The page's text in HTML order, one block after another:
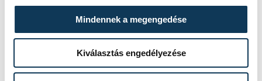
Mindennek a megengedése
Kiválasztás engedélyezése
A legnehezebb nap
IDŐJÁRÁS